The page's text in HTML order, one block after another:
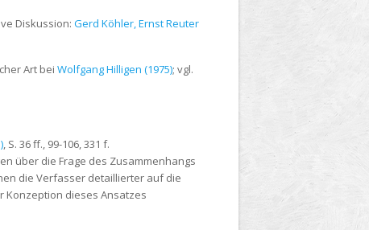
Diskussion: Gerd Köhler, Ernst Reuter
Art bei Wolfgang Hilligen (1975); vgl.
, S. 36 ff., 99-106, 331 f.
über die Frage des Zusammenhangs
die Verfasser detaillierter auf die
Konzeption dieses Ansatzes